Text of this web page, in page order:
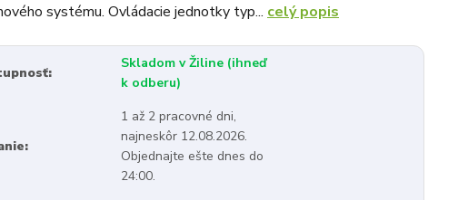
systému. Ovládacie jednotky typ... celý popis
Skladom v Žiline (ihneď
k odberu)
1 až 2 pracovné dni,
najneskôr 12.08.2026.
Objednajte ešte dnes do
24:00.